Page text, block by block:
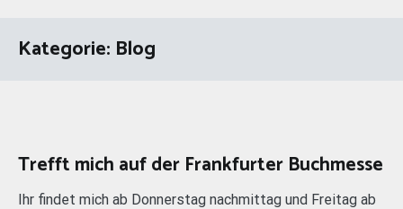
Kategorie: Blog
Trefft mich auf der Frankfurter Buchmesse
Ihr findet mich ab Donnerstag nachmittag und Freitag ab